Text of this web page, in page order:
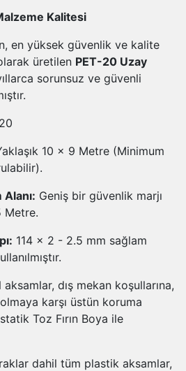
Kalitesi
en yüksek güvenlik ve kalite
üretilen PET-20 Uzay
sorunsuz ve güvenli
10 x 9 Metre (Minimum
Alanı: Geniş bir güvenlik marjı
Metre.
114 x 2 - 2.5 mm sağlam
dış mekan koşullarına,
karşı üstün koruma
Toz Fırın Boya ile
dahil tüm plastik aksamlar,